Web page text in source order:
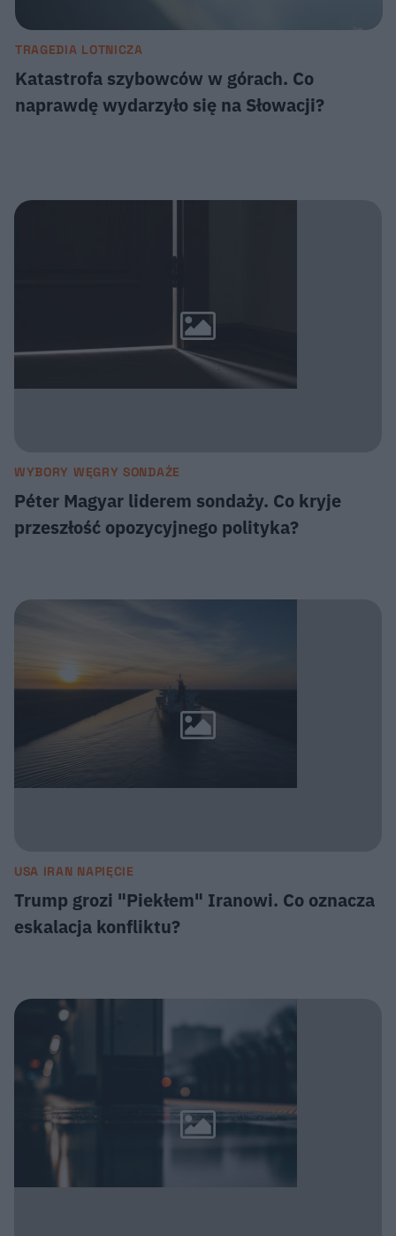
TRAGEDIA LOTNICZA
Katastrofa szybowców w górach. Co
naprawdę wydarzyło się na Słowacji?
WYBORY WĘGRY SONDAŻE
Péter Magyar liderem sondaży. Co kryje
przeszłość opozycyjnego polityka?
USA IRAN NAPIĘCIE
Trump grozi "Piekłem" Iranowi. Co oznacza
eskalacja konfliktu?